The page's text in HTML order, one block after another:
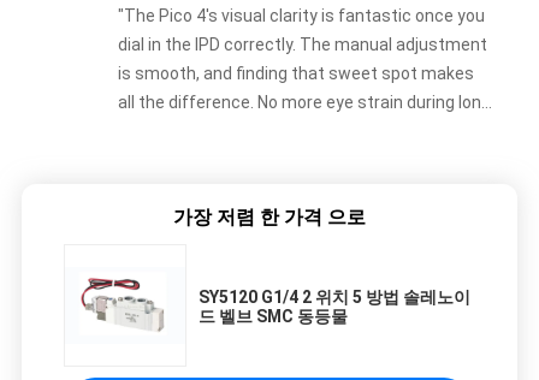
"The Pico 4's visual clarity is fantastic once you
dial in the IPD correctly. The manual adjustment
is smooth, and finding that sweet spot makes
all the difference. No more eye strain during long
manual adjustment is smooth, and finding that
eye strain during long sessions. Highly
recommend taking the time to set it up
properly!""The Pico 4's visual clarity is fantastic
가장 저렴 한 가격 으로
SY5120 G1/4 2 위치 5 방법 솔레노이
드 벨브 SMC 동등물